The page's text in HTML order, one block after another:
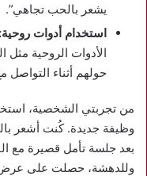
يشعر بالحب تجاهي”.
استخدام أدوات روحية:
الأدوات الروحية مثل
حولهم أثناء التواصل
من تجربتي الشخصية،
وظيفة جديدة. كُنت أشعر
بعد جلسة تأمل قصيرة مع
وللدهشة، حصلت على